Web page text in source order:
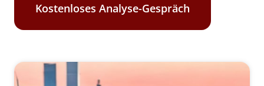
Kostenloses Analyse-Gespräch